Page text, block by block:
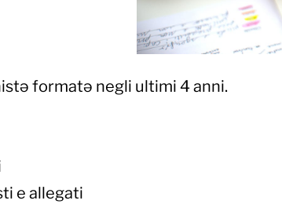
formatə negli ultimi 4 anni.
e allegati